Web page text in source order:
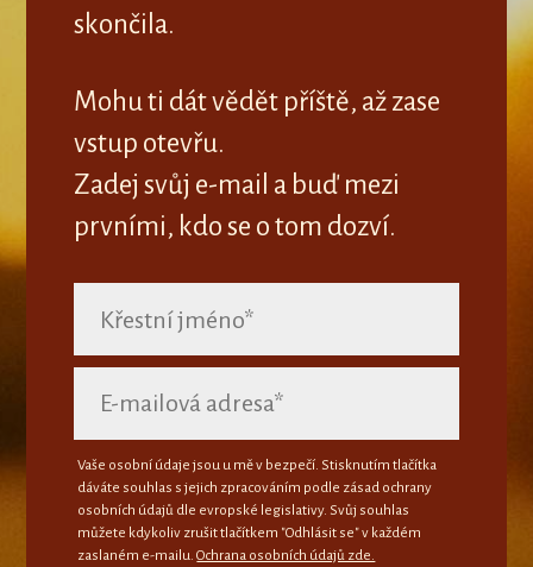
skončila.
Mohu ti dát vědět příště, až zase
vstup otevřu.
Zadej svůj e-mail a buď mezi
prvními, kdo se o tom dozví.
Vaše osobní údaje jsou u mě v bezpečí. Stisknutím tlačítka
dáváte souhlas s jejich zpracováním podle zásad ochrany
osobních údajů dle evropské legislativy. Svůj souhlas
můžete kdykoliv zrušit tlačítkem "Odhlásit se" v každém
zaslaném e-mailu.Ochrana osobních údajů zde.